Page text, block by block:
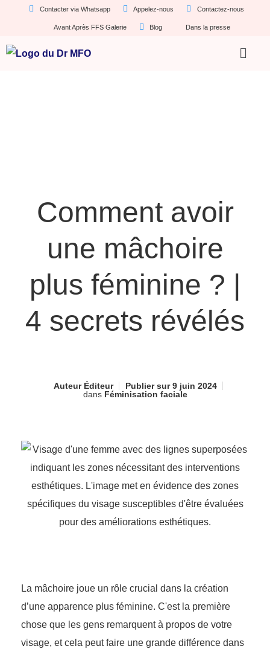
Contacter via Whatsapp Appelez-nous Contactez-nous
Avant Après FFS Galerie Blog Dans la presse
Comment avoir
une mâchoire
plus féminine ? |
4 secrets révélés
AuteurÉditeur Publier sur9 juin 2024
dans Féminisation faciale
La mâchoire joue un rôle crucial dans la création
d’une apparence plus féminine. C'est la première
chose que les gens remarquent à propos de votre
visage, et cela peut faire une grande différence dans